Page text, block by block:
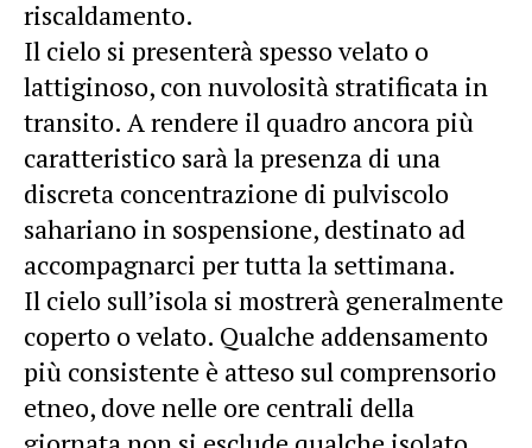
riscaldamento.
Il cielo si presenterà spesso velato o
lattiginoso, con nuvolosità stratificata in
transito. A rendere il quadro ancora più
caratteristico sarà la presenza di una
discreta concentrazione di pulviscolo
sahariano in sospensione, destinato ad
accompagnarci per tutta la settimana.
Il cielo sull’isola si mostrerà generalmente
coperto o velato. Qualche addensamento
più consistente è atteso sul comprensorio
etneo, dove nelle ore centrali della